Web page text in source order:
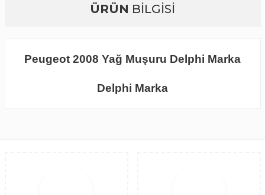
ÜRÜN BİLGİSİ
Peugeot 2008 Yağ Muşuru Delphi Marka
Delphi Marka